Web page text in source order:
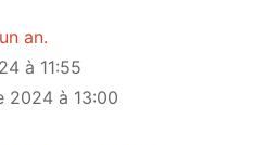
an.
à 11:55
2024 à 13:00